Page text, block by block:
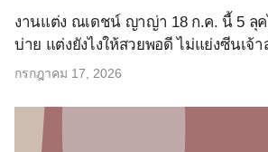
งานแต่ง ณเดชน์ ญาญ่า 18 ก.ค. นี้ 5 ลุ
บ่าย แต่งยังไงให้สวยพอดี ไม่แย่งซีนเจ้า
กรกฎาคม 17, 2026